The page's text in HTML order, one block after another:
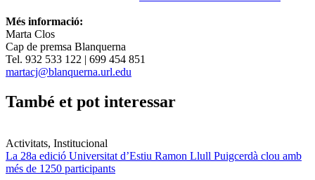
Més informació:
Marta Clos
Cap de premsa Blanquerna
Tel. 932 533 122 | 699 454 851
martacj@blanquerna.url.edu
També et pot interessar
Activitats, Institucional
La 28a edició Universitat d’Estiu Ramon Llull Puigcerdà clou amb
més de 1250 participants